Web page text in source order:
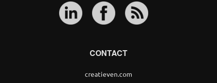
CONTACT
creatieven.com